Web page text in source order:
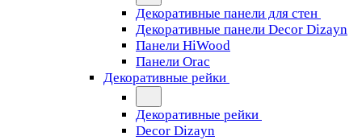
Декоративные панели для стен
Декоративные панели Decor Dizayn
Панели HiWood
Панели Orac
Декоративные рейки
Декоративные рейки
Decor Dizayn